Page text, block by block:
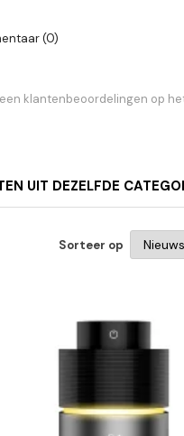
(0)
klantenbeoordelingen op
UIT DEZELFDE
Sorteer op